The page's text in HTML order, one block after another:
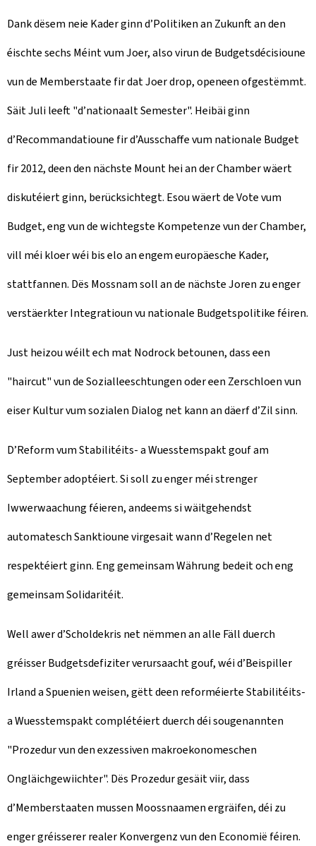
Dank dësem neie Kader ginn d’Politiken an Zukunft an den
éischte sechs Méint vum Joer, also virun de Budgetsdécisioune
vun de Memberstaate fir dat Joer drop, openeen ofgestëmmt.
Säit Juli leeft "d’nationaalt Semester". Heibäi ginn
d’Recommandatioune fir d’Ausschaffe vum nationale Budget
fir 2012, deen den nächste Mount hei an der Chamber wäert
diskutéiert ginn, berücksichtegt. Esou wäert de Vote vum
Budget, eng vun de wichtegste Kompetenze vun der Chamber,
vill méi kloer wéi bis elo an engem europäesche Kader,
stattfannen. Dës Mossnam soll an de nächste Joren zu enger
verstäerkter Integratioun vu nationale Budgetspolitike féiren.
Just heizou wéilt ech mat Nodrock betounen, dass een
"haircut" vun de Sozialleeschtungen oder een Zerschloen vun
eiser Kultur vum sozialen Dialog net kann an däerf d’Zil sinn.
D’Reform vum Stabilitéits- a Wuesstemspakt gouf am
September adoptéiert. Si soll zu enger méi strenger
Iwwerwaachung féieren, andeems si wäitgehendst
automatesch Sanktioune virgesait wann d’Regelen net
respektéiert ginn. Eng gemeinsam Währung bedeit och eng
gemeinsam Solidaritéit.
Well awer d’Scholdekris net nëmmen an alle Fäll duerch
gréisser Budgetsdefiziter verursaacht gouf, wéi d’Beispiller
Irland a Spuenien weisen, gëtt deen reforméierte Stabilitéits-
a Wuesstemspakt complétéiert duerch déi sougenannten
"Prozedur vun den exzessiven makroekonomeschen
Ongläichgewiichter". Dës Prozedur gesäit viir, dass
d’Memberstaaten mussen Moossnaamen ergräifen, déi zu
enger gréisserer realer Konvergenz vun den Economië féiren.